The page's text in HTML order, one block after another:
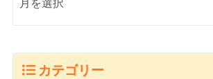
カテゴリー